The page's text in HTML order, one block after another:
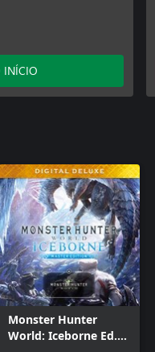
INÍCIO
Monster Hunter
World: Iceborne Ed.